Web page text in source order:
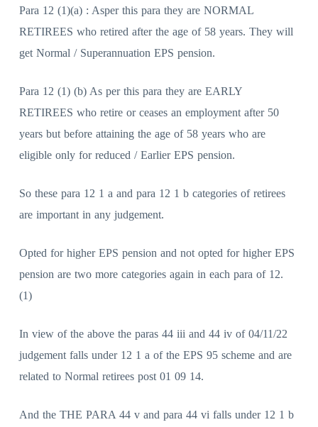
Para 12 (1)(a) : Asper this para they are NORMAL
RETIREES who retired after the age of 58 years. They will
get Normal / Superannuation EPS pension.
Para 12 (1) (b) As per this para they are EARLY
RETIREES who retire or ceases an employment after 50
years but before attaining the age of 58 years who are
eligible only for reduced / Earlier EPS pension.
So these para 12 1 a and para 12 1 b categories of retirees
are important in any judgement.
Opted for higher EPS pension and not opted for higher EPS
pension are two more categories again in each para of 12.
(1)
In view of the above the paras 44 iii and 44 iv of 04/11/22
judgement falls under 12 1 a of the EPS 95 scheme and are
related to Normal retirees post 01 09 14.
And the THE PARA 44 v and para 44 vi falls under 12 1 b